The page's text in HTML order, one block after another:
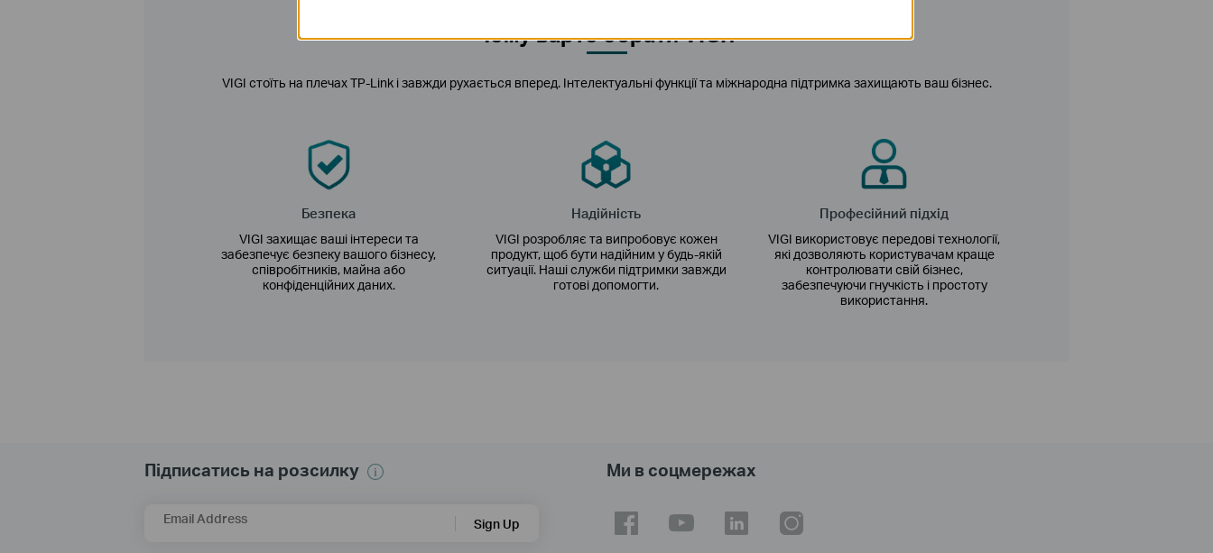
Чому варто обрати VIGI?
VIGI стоїть на плечах TP-Link і завжди рухається вперед. Інтелектуальні функції та міжнародна підтримка захищають ваш бізнес.
Безпека
VIGI захищає ваші інтереси та
забезпечує безпеку вашого бізнесу,
співробітників, майна або
конфіденційних даних.
Надійність
VIGI розробляє та випробовує кожен
продукт, щоб бути надійним у будь-якій
ситуації. Наші служби підтримки завжди
готові допомогти.
Професійний підхід
VIGI використовує передові технології,
які дозволяють користувачам краще
контролювати свій бізнес,
забезпечуючи гнучкість і простоту
використання.
Підписатись на розсилку
Email Address Sign Up
Ми в соцмережах